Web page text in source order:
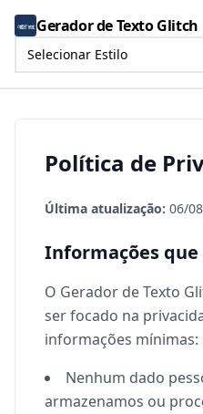
Gerador de Texto Glitch
Selecionar Estilo
Política de
Última atualização: 06/
Informações que
O Gerador de Texto
ser focado na
informações mínimas:
Nenhum dado
armazenamos ou